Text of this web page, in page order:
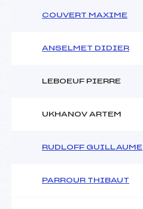
COUVERT MAXIME
ANSELMET DIDIER
LEBOEUF PIERRE
UKHANOV ARTEM
RUDLOFF GUILLAUME
PARROUR THIBAUT